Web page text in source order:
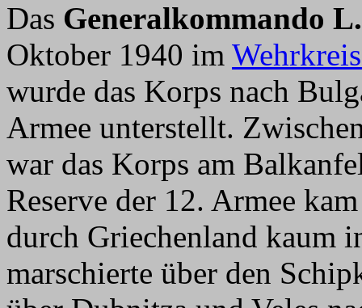
Das Generalkommando
Oktober 1940 im
wurde das Korps nach
Armee unterstellt.
war das Korps am
Reserve der 12. Armee
durch Griechenland kaum
marschierte über den